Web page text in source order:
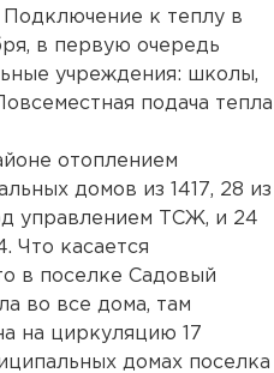
к теплу в
в первую очередь
учреждения: школы,
подача тепла
отоплением
домов из 1417, 28 из
управлением ТСЖ, и 24
Что касается
в поселке Садовый
во все дома, там
на циркуляцию 17
домах поселка